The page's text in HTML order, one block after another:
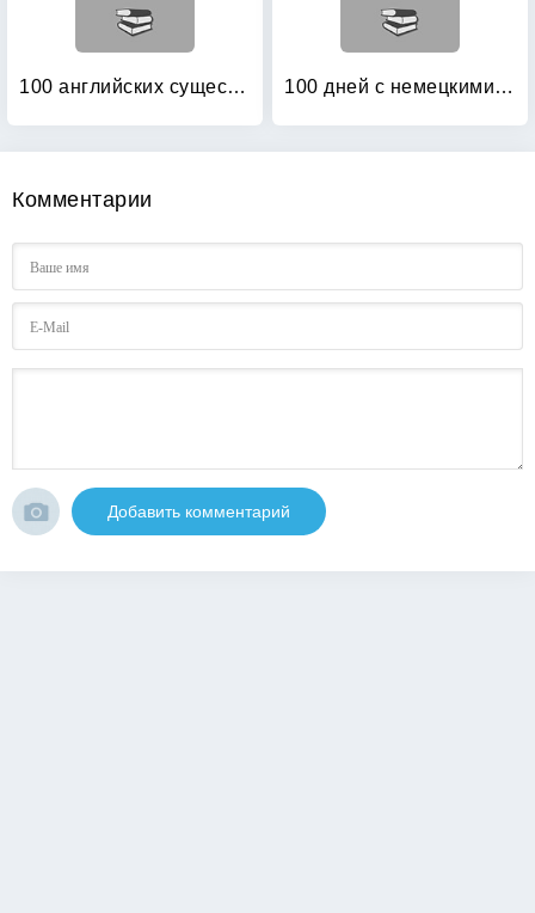
100 английских существительных: 1000 фразеологизмов. Ключ к суперпамяти 100 дней с немецкими глаголами: Уровни А2 — В2. Учебное пособие
Комментарии